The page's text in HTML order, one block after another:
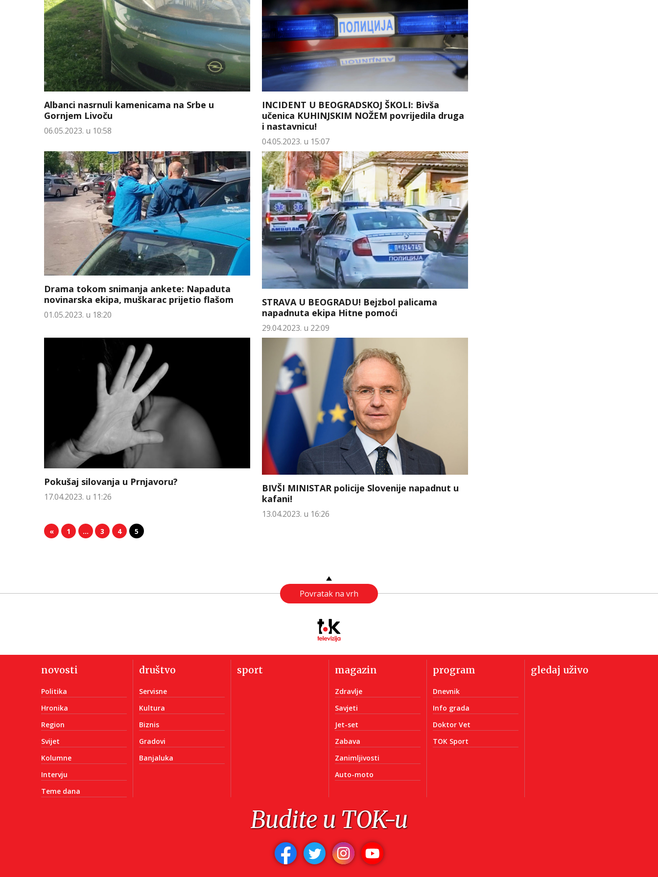
Albanci nasrnuli kamenicama na Srbe u
Gornjem Livoču
06.05.2023. u 10:58
INCIDENT U BEOGRADSKOJ ŠKOLI: Bivša
učenica KUHINJSKIM NOŽEM povrijedila druga
i nastavnicu!
04.05.2023. u 15:07
Drama tokom snimanja ankete: Napaduta
novinarska ekipa, muškarac prijetio flašom
01.05.2023. u 18:20
STRAVA U BEOGRADU! Bejzbol palicama
napadnuta ekipa Hitne pomoći
29.04.2023. u 22:09
Pokušaj silovanja u Prnjavoru?
17.04.2023. u 11:26
BIVŠI MINISTAR policije Slovenije napadnut u
kafani!
13.04.2023. u 16:26
« 1 … 3 4 5
Povratak na vrh
novosti
Politika
Hronika
Region
Svijet
Kolumne
Intervju
Teme dana
društvo
Servisne
Kultura
Biznis
Gradovi
Banjaluka
sport magazin
Zdravlje
Savjeti
Jet-set
Zabava
Zanimljivosti
Auto-moto
program
Dnevnik
Info grada
Doktor Vet
TOK Sport
gledaj uživo
Budite u TOK-u